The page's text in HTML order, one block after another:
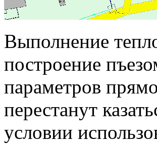
Выполнение
построение
параметров
перестанут
условии